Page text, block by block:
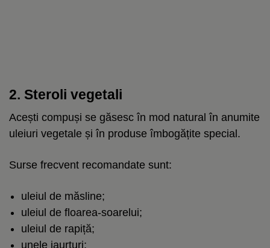
2. Steroli vegetali
Acești compuși se găsesc în mod natural în anumite
uleiuri vegetale și în produse îmbogățite special.
Surse frecvent recomandate sunt:
uleiul de măsline;
uleiul de floarea-soarelui;
uleiul de rapiță;
unele iaurturi;